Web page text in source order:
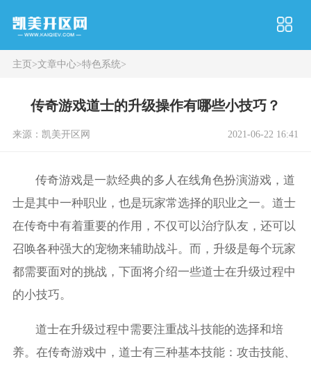
主页>文章中心>特色系统>
传奇游戏道士的升级操作有哪些小技巧？
来源：凯美开区网 2021-06-22 16:41
传奇游戏是一款经典的多人在线角色扮演游戏，道
士是其中一种职业，也是玩家常选择的职业之一。道士
在传奇中有着重要的作用，不仅可以治疗队友，还可以
召唤各种强大的宠物来辅助战斗。而，升级是每个玩家
都需要面对的挑战，下面将介绍一些道士在升级过程中
的小技巧。
道士在升级过程中需要注重战斗技能的选择和培
养。在传奇游戏中，道士有三种基本技能：攻击技能、